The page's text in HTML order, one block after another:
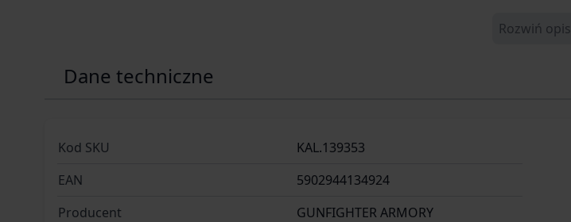
Rozwiń opis
Dane techniczne
Kod SKU
KAL.139353
EAN
5902944134924
Producent
GUNFIGHTER ARMORY